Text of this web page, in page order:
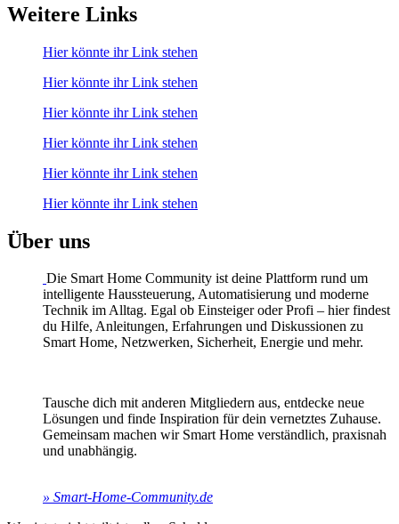
Weitere Links
Hier könnte ihr Link stehen
Hier könnte ihr Link stehen
Hier könnte ihr Link stehen
Hier könnte ihr Link stehen
Hier könnte ihr Link stehen
Hier könnte ihr Link stehen
Über uns
Die Smart Home Community ist deine Plattform rund um
intelligente Haussteuerung, Automatisierung und moderne
Technik im Alltag. Egal ob Einsteiger oder Profi – hier findest
du Hilfe, Anleitungen, Erfahrungen und Diskussionen zu
Smart Home, Netzwerken, Sicherheit, Energie und mehr.
Tausche dich mit anderen Mitgliedern aus, entdecke neue
Lösungen und finde Inspiration für dein vernetztes Zuhause.
Gemeinsam machen wir Smart Home verständlich, praxisnah
und unabhängig.
» Smart-Home-Community.de